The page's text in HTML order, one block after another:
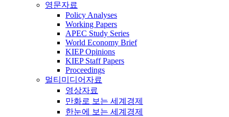
영문자료
Policy Analyses
Working Papers
APEC Study Series
World Economy Brief
KIEP Opinions
KIEP Staff Papers
Proceedings
멀티미디어자료
영상자료
만화로 보는 세계경제
한눈에 보는 세계경제